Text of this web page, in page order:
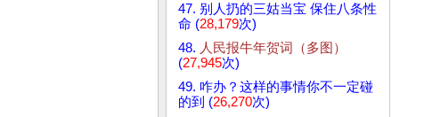
47. 别人扔的三姑当宝 保住八条性
命 (28,179次)
48. 人民报牛年贺词（多图）
(27,945次)
49. 咋办？这样的事情你不一定碰
的到 (26,270次)